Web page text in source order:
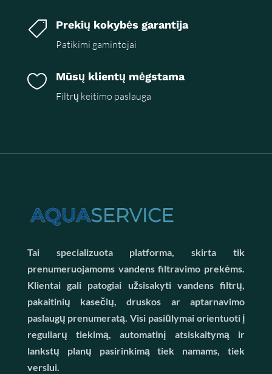
 Prekių kokybės garantija
Patikimi gamintojai
 Mūsų klientų mėgstama
Filtrų keitimo paslauga
Tai specializuota platforma, skirta tik
prenumeruojamoms vandens filtravimo prekėms.
Klientai gali patogiai užsisakyti vandens filtrų,
pakaitinių kasečių, druskos ar aptarnavimo
paslaugų prenumeratą. Visi pasiūlymai orientuoti į
reguliarų tiekimą, automatinį atsiskaitymą ir
lankstų planų pasirinkimą tiek namams, tiek
verslui.